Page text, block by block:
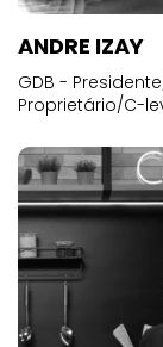
ANDRE IZAY
GDB -
Proprietário/C-